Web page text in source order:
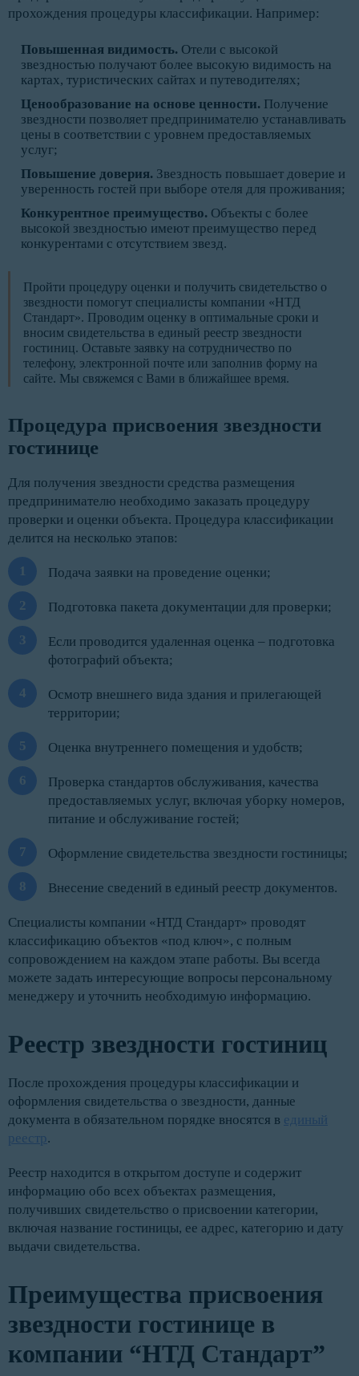
прохождения процедуры классификации. Например:
Повышенная видимость. Отели с высокой
звездностью получают более высокую видимость на
картах, туристических сайтах и путеводителях;
Ценообразование на основе ценности. Получение
звездности позволяет предпринимателю устанавливать
цены в соответствии с уровнем предоставляемых
услуг;
Повышение доверия. Звездность повышает доверие и
уверенность гостей при выборе отеля для проживания;
Конкурентное преимущество. Объекты с более
высокой звездностью имеют преимущество перед
конкурентами с отсутствием звезд.
Пройти процедуру оценки и получить свидетельство о
звездности помогут специалисты компании «НТД
Стандарт». Проводим оценку в оптимальные сроки и
вносим свидетельства в единый реестр звездности
гостиниц. Оставьте заявку на сотрудничество по
телефону, электронной почте или заполнив форму на
сайте. Мы свяжемся с Вами в ближайшее время.
Процедура присвоения звездности
гостинице
Для получения звездности средства размещения
предпринимателю необходимо заказать процедуру
проверки и оценки объекта. Процедура классификации
делится на несколько этапов:
Подача заявки на проведение оценки;
Подготовка пакета документации для проверки;
Если проводится удаленная оценка – подготовка
фотографий объекта;
Осмотр внешнего вида здания и прилегающей
территории;
Оценка внутреннего помещения и удобств;
Проверка стандартов обслуживания, качества
предоставляемых услуг, включая уборку номеров,
питание и обслуживание гостей;
Оформление свидетельства звездности гостиницы;
Внесение сведений в единый реестр документов.
Специалисты компании «НТД Стандарт» проводят
классификацию объектов «под ключ», с полным
сопровождением на каждом этапе работы. Вы всегда
можете задать интересующие вопросы персональному
менеджеру и уточнить необходимую информацию.
Реестр звездности гостиниц
После прохождения процедуры классификации и
оформления свидетельства о звездности, данные
документа в обязательном порядке вносятся в единый
реестр.
Реестр находится в открытом доступе и содержит
информацию обо всех объектах размещения,
получивших свидетельство о присвоении категории,
включая название гостиницы, ее адрес, категорию и дату
выдачи свидетельства.
Преимущества присвоения
звездности гостинице в
компании “НТД Стандарт”